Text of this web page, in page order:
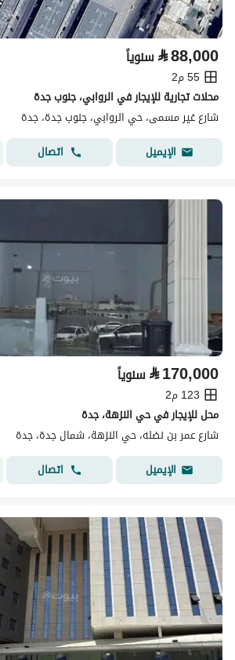
⃁88,000 سنوياً
55 م2
محلات تجارية للإيجار في الروابي، جنوب جدة
شارع غير مسمى، حي الروابي، جنوب جدة، جدة
الإيميل
اتصال
⃁170,000 سنوياً
123 م2
محل للإيجار في حي النزهة، جدة
شارع عمر بن نضله، حي النزهة، شمال جدة، جدة
الإيميل
اتصال